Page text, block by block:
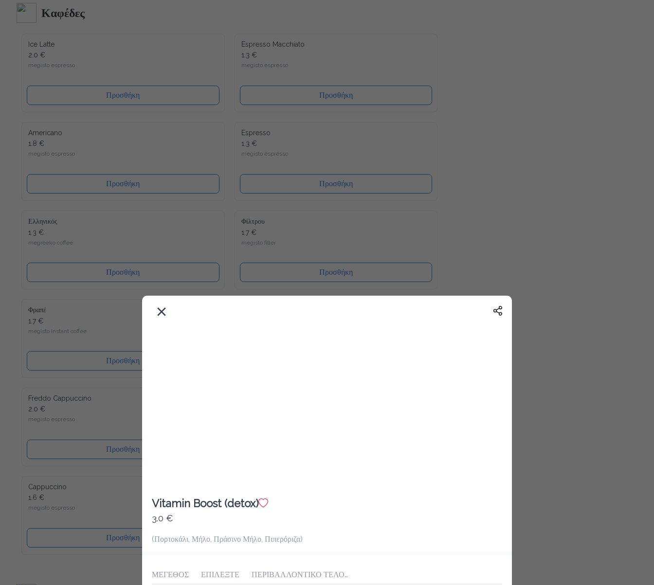
λιγότερο δυνατό αντίκτυπο στο περιβάλλον. Ενώ ένα άλλο
πλεονέκτημα είναι ότι το καπάκι κλείνει ξανά, μετά από κάθε
χρήση, έτσι ώστε το νερό να διατηρείται πάντα φρέσκο ​​και
Καφέδες
Ice Latte
2.0 €
megisto espresso
Προσθήκη
Espresso Macchiato
1.3 €
megisto espresso
Προσθήκη
Americano
1.8 €
megisto espresso
Προσθήκη
Espresso
1.3 €
megisto espresso
Προσθήκη
Ελληνικός
1.3 €
megreeko coffee
Προσθήκη
Φίλτρου
1.7 €
megisto filter
Προσθήκη
Φραπέ
1.7 €
megisto instant coffee
Προσθήκη
Freddo Cappuccino
2.0 €
megisto espresso
Προσθήκη
Cappuccino
1.6 €
megisto espresso
Προσθήκη
megisto instant coffee
Vitamin Boost (detox)
3.0 €
(Πορτοκάλι, Μήλο, Πράσινο Μήλο, Πιπερόριζα)
ΜΕΓΕΘΟΣ ΕΠΙΛΕΞΤΕ ΠΕΡΙΒΑΛΛΟΝΤΙΚΟ ΤΕΛΟΣ ΠΛΑΣΤΙΚΟΥ 0.10€